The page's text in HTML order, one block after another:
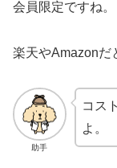
会員限定ですね。
楽天やAmazonだ
助手
コス
よ。